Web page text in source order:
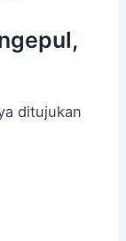
ditujukan